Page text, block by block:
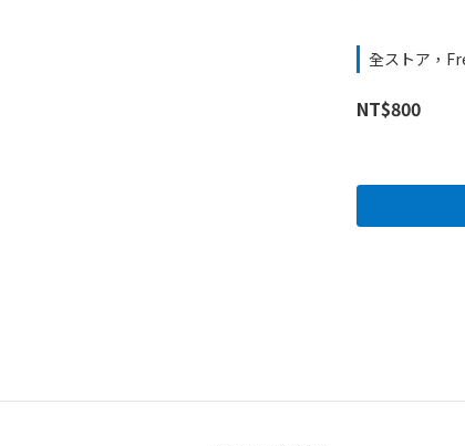
全ストア，
NT$800